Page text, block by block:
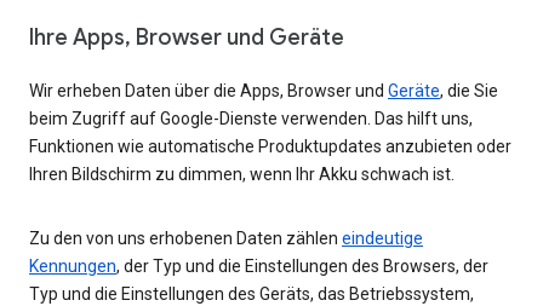
Ihre Apps, Browser und Geräte
Wir erheben Daten über die Apps, Browser und Geräte, die Sie
beim Zugriff auf Google-Dienste verwenden. Das hilft uns,
Funktionen wie automatische Produktupdates anzubieten oder
Ihren Bildschirm zu dimmen, wenn Ihr Akku schwach ist.
Zu den von uns erhobenen Daten zählen eindeutige
Kennungen, der Typ und die Einstellungen des Browsers, der
Typ und die Einstellungen des Geräts, das Betriebssystem,